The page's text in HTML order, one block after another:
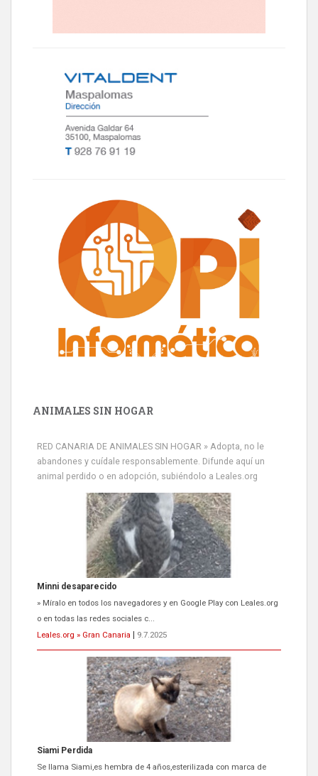
ANIMALES SIN HOGAR
RED CANARIA DE ANIMALES SIN HOGAR » Adopta, no le
abandones y cuídale responsablemente. Difunde aquí un
animal perdido o en adopción, subiéndolo a Leales.org
Minni desaparecido
» Míralo en todos los navegadores y en Google Play con Leales.org
o en todas las redes sociales c...
Leales.org » Gran Canaria
9.7.2025
Siami Perdida
Se llama Siami,es hembra de 4 años,esterilizada con marca de